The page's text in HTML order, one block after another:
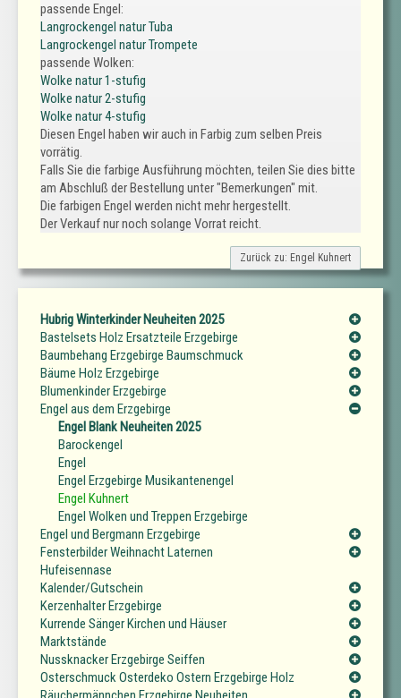
passende Engel:
Langrockengel natur Tuba
Langrockengel natur Trompete
passende Wolken:
Wolke natur 1-stufig
Wolke natur 2-stufig
Wolke natur 4-stufig
Diesen Engel haben wir auch in Farbig zum selben Preis
vorrätig.
Falls Sie die farbige Ausführung möchten, teilen Sie dies bitte
am Abschluß der Bestellung unter "Bemerkungen" mit.
Die farbigen Engel werden nicht mehr hergestellt.
Der Verkauf nur noch solange Vorrat reicht.
Zurück zu: Engel Kuhnert
Hubrig Winterkinder Neuheiten 2025
Bastelsets Holz Ersatzteile Erzgebirge
Baumbehang Erzgebirge Baumschmuck
Bäume Holz Erzgebirge
Blumenkinder Erzgebirge
Engel aus dem Erzgebirge
Engel Blank Neuheiten 2025
Barockengel
Engel
Engel Erzgebirge Musikantenengel
Engel Kuhnert
Engel Wolken und Treppen Erzgebirge
Engel und Bergmann Erzgebirge
Fensterbilder Weihnacht Laternen
Hufeisennase
Kalender/Gutschein
Kerzenhalter Erzgebirge
Kurrende Sänger Kirchen und Häuser
Marktstände
Nussknacker Erzgebirge Seiffen
Osterschmuck Osterdeko Ostern Erzgebirge Holz